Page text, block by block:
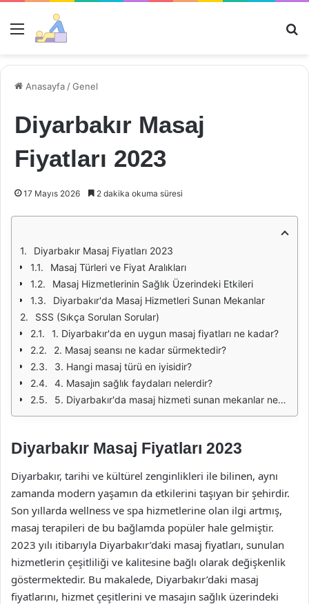
Menü
Anasayfa /Genel
Diyarbakır Masaj
Fiyatları 2023
17 Mayıs 2026 2 dakika okuma süresi
Diyarbakır Masaj Fiyatları 2023
Masaj Türleri ve Fiyat Aralıkları
Masaj Hizmetlerinin Sağlık Üzerindeki Etkileri
Diyarbakır'da Masaj Hizmetleri Sunan Mekanlar
SSS (Sıkça Sorulan Sorular)
1. Diyarbakır'da en uygun masaj fiyatları ne kadar?
2. Masaj seansı ne kadar sürmektedir?
3. Hangi masaj türü en iyisidir?
4. Masajın sağlık faydaları nelerdir?
5. Diyarbakır'da masaj hizmeti sunan mekanlar nerelerdir?
Diyarbakır Masaj Fiyatları 2023
Diyarbakır, tarihi ve kültürel zenginlikleri ile bilinen, aynı
zamanda modern yaşamın da etkilerini taşıyan bir şehirdir.
Son yıllarda wellness ve spa hizmetlerine olan ilgi artmış,
masaj terapileri de bu bağlamda popüler hale gelmiştir.
2023 yılı itibarıyla Diyarbakır’daki masaj fiyatları, sunulan
hizmetlerin çeşitliliği ve kalitesine bağlı olarak değişkenlik
göstermektedir. Bu makalede, Diyarbakır’daki masaj
fiyatlarını, hizmet çeşitlerini ve masajın sağlık üzerindeki